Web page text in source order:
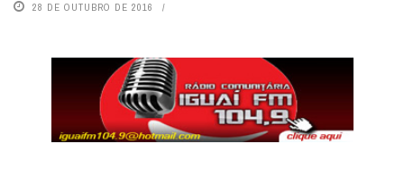
28 DE OUTUBRO DE 2016